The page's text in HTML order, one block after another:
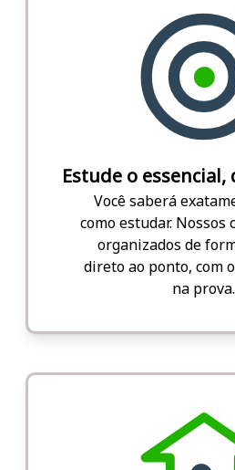
Estude o
Você saberá
como estudar. Nossos
organizados de
direto ao ponto, com
na prova.